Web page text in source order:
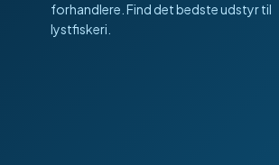
forhandlere. Find det bedste udstyr til
lystfiskeri.